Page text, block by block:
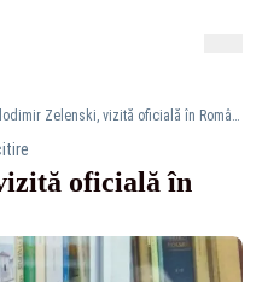
Volodimir Zelenski, vizită oficială în România
oficială în